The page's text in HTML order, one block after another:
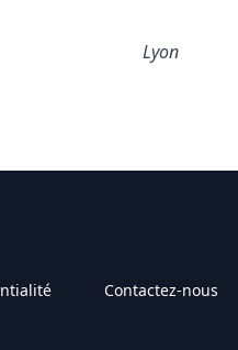
Lyon
Contactez-nous